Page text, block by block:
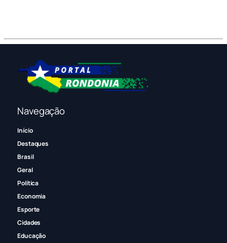
Navegação
Início
Destaques
Brasil
Geral
Política
Economia
Esporte
Cidades
Educação